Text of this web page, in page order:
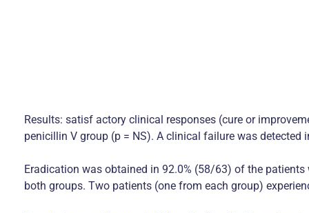
Results: satisf actory clinical responses (cure or
penicillin V group (p = NS). A clinical failure was
Eradication was obtained in 92.0% (58/63) of the
both groups. Two patients (one from each group)